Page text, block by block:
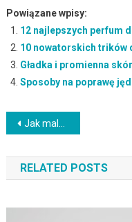
Powiązane wpisy:
12 najlepszych perfum
10 nowatorskich trików
Gładka i promienna
Sposoby na poprawę
Nawigacja
wpisu
Jak malować wąskie usta? Sprawdzone techniki i triki makijażowe
RELATED POSTS